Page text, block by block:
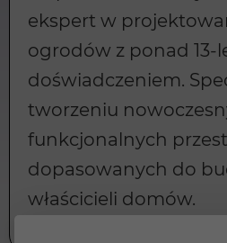
ekspert w
ogrodów z ponad 13-
doświadczeniem.
tworzeniu
funkcjonalnych
dopasowanych do
właścicieli domów.